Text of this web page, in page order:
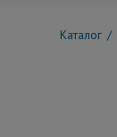
Каталог